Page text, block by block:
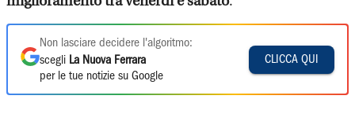
Non lasciare decidere l'algoritmo:
scegli La Nuova Ferrara
per le tue notizie su Google
CLICCA QUI